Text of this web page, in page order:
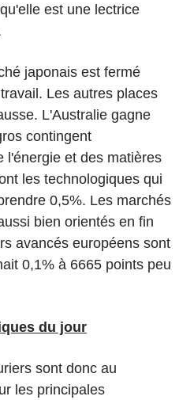
est une lectrice
japonais est fermé
Les autres places
L'Australie gagne
contingent
l'énergie et des matières
les technologiques qui
0,5%. Les marchés
bien orientés en fin
avancés européens sont
0,1% à 6665 points peu
du jour
sont donc au
les principales